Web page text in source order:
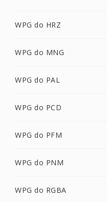
WPG do HRZ
WPG do MNG
WPG do PAL
WPG do PCD
WPG do PFM
WPG do PNM
WPG do RGBA